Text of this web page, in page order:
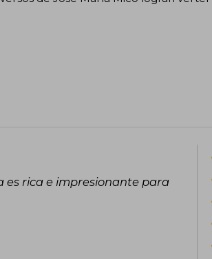
es rica e impresionante para